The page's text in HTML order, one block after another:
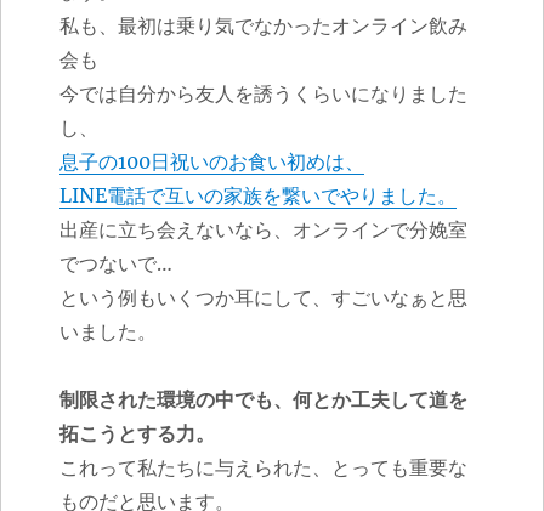
私も、最初は乗り気でなかったオンライン飲み
会も
今では自分から友人を誘うくらいになりました
し、
息子の100日祝いのお食い初めは、
LINE電話で互いの家族を繋いでやりました。
出産に立ち会えないなら、オンラインで分娩室
でつないで…
という例もいくつか耳にして、すごいなぁと思
いました。
制限された環境の中でも、何とか工夫して道を
拓こうとする力。
これって私たちに与えられた、とっても重要な
ものだと思います。